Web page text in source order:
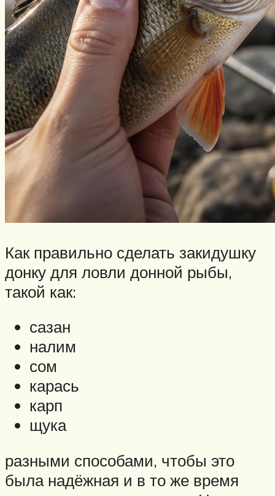
Как правильно сделать закидушку
донку для ловли донной рыбы,
такой как:
сазан
налим
сом
карась
карп
щука
разными способами, чтобы это
была надёжная и в то же время